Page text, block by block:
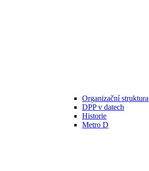
Organizační struktura
DPP v datech
Historie
Metro D